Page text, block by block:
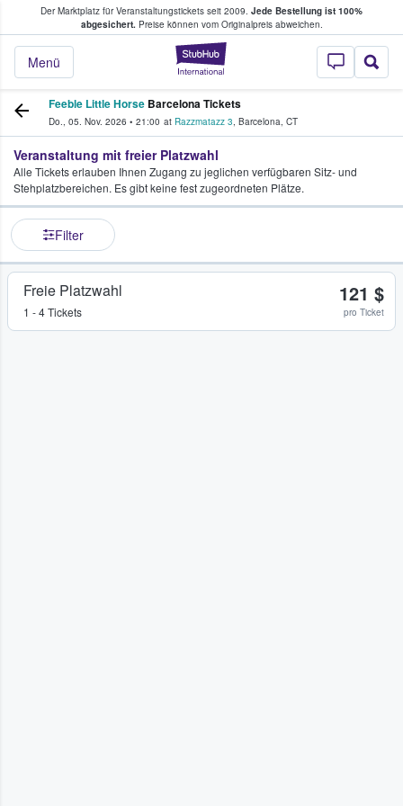
Der Marktplatz für Veranstaltungstickets seit 2009. Jede Bestellung ist 100%
abgesichert.Preise können vom Originalpreis abweichen.
StubHub - Wo
Menü
Tickets kaufen & verkaufen
Feeble Little Horse Barcelona Tickets
Do., 05. Nov. 2026 • 21:00 at Razzmatazz 3, Barcelona, CT
Veranstaltung mit freier Platzwahl
Alle Tickets erlauben Ihnen Zugang zu jeglichen verfügbaren Sitz- und
Stehplatzbereichen. Es gibt keine fest zugeordneten Plätze.
Filter
Freie Platzwahl
1 - 4 Tickets
121 $
pro Ticket